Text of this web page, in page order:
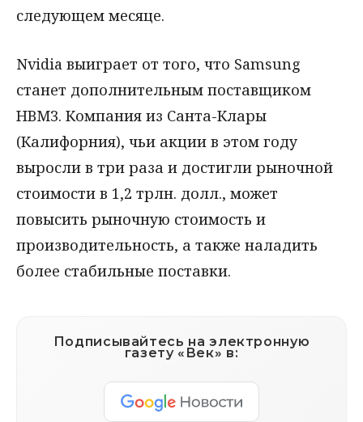
следующем месяце.
Nvidia выиграет от того, что Samsung
станет дополнительным поставщиком
HBM3. Компания из Санта-Клары
(Калифорния), чьи акции в этом году
выросли в три раза и достигли рыночной
стоимости в 1,2 трлн. долл., может
повысить рыночную стоимость и
производительность, а также наладить
более стабильные поставки.
Подписывайтесь на электронную
газету «Век» в: